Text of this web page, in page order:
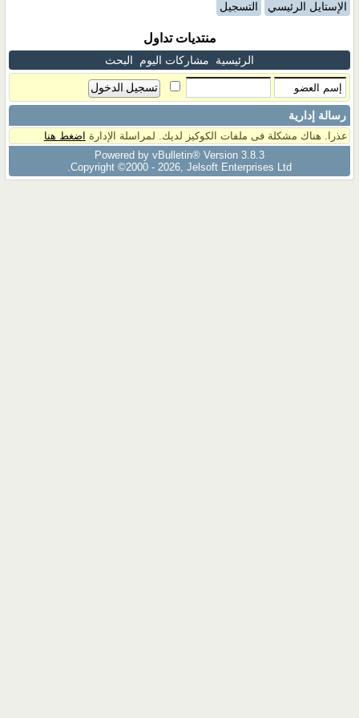
الإستايل الرئيسي التسجيل
منتديات تداول
الرئيسية مشاركات اليوم البحث
رسالة إدارية
عذرا. هناك مشكلة فى ملفات الكوكيز لديك. لمراسلة الإدارة اضغط هنا
Powered by vBulletin® Version 3.8.3
Copyright ©2000 - 2026, Jelsoft Enterprises Ltd.